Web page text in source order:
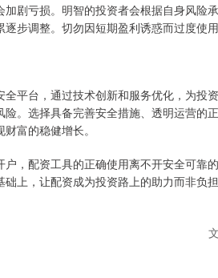
剧亏损。明智的投资者会根据自身风险
步调整。切勿因短期盈利诱惑而过度使
平台，通过技术创新和服务优化，为投
。选择具备完善安全措施、透明运营的
富的稳健增长。
，配资工具的正确使用离不开安全可靠
上，让配资成为投资路上的助力而非负